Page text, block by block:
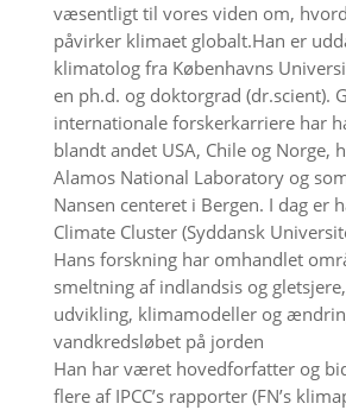
væsentligt til vores viden om,
påvirker klimaet globalt.Han er
klimatolog fra Københavns
en ph.d. og doktorgrad (dr.scient).
internationale forskerkarriere har
blandt andet USA, Chile og Norge,
Alamos National Laboratory og
Nansen centeret i Bergen. I dag er
Climate Cluster (Syddansk
Hans forskning har omhandlet
smeltning af indlandsis og
udvikling, klimamodeller og
vandkredsløbet på jorden
Han har været hovedforfatter og
flere af IPCC’s rapporter (FN’s